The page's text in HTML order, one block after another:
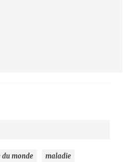
du monde
maladie